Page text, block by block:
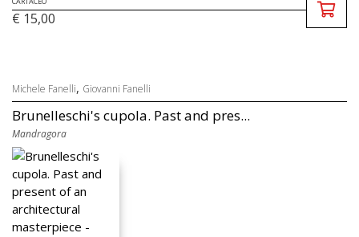
€ 15,00
Michele Fanelli, Giovanni Fanelli
Brunelleschi's cupola. Past and pres...
Mandragora